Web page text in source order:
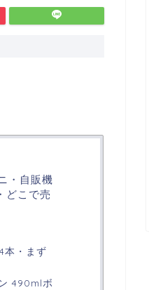
・自販機
どこで売
本・まず
490mlボ